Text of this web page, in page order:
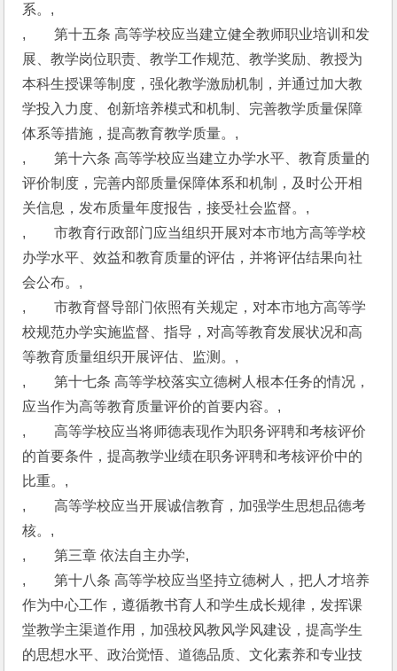
系。,
,　　第十五条 高等学校应当建立健全教师职业培训和发
展、教学岗位职责、教学工作规范、教学奖励、教授为
本科生授课等制度，强化教学激励机制，并通过加大教
学投入力度、创新培养模式和机制、完善教学质量保障
体系等措施，提高教育教学质量。,
,　　第十六条 高等学校应当建立办学水平、教育质量的
评价制度，完善内部质量保障体系和机制，及时公开相
关信息，发布质量年度报告，接受社会监督。,
,　　市教育行政部门应当组织开展对本市地方高等学校
办学水平、效益和教育质量的评估，并将评估结果向社
会公布。,
,　　市教育督导部门依照有关规定，对本市地方高等学
校规范办学实施监督、指导，对高等教育发展状况和高
等教育质量组织开展评估、监测。,
,　　第十七条 高等学校落实立德树人根本任务的情况，
应当作为高等教育质量评价的首要内容。,
,　　高等学校应当将师德表现作为职务评聘和考核评价
的首要条件，提高教学业绩在职务评聘和考核评价中的
比重。,
,　　高等学校应当开展诚信教育，加强学生思想品德考
核。,
,　　第三章 依法自主办学,
,　　第十八条 高等学校应当坚持立德树人，把人才培养
作为中心工作，遵循教书育人和学生成长规律，发挥课
堂教学主渠道作用，加强校风教风学风建设，提高学生
的思想水平、政治觉悟、道德品质、文化素养和专业技